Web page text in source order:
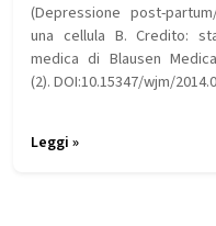
(Depressione post-
una cellula B. Credito:
medica di Blausen
(2). DOI:10.15347/wjm/
Leggi »